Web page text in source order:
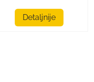
Detaljnije